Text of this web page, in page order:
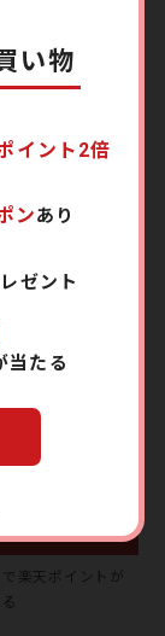
い物
イント2倍
ンあり
ゼント
当たる
で楽天ポイントが